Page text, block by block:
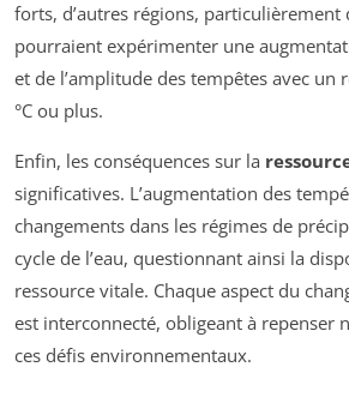
forts, d’autres régions, particulièrement
pourraient expérimenter une
et de l’amplitude des tempêtes avec un
°C ou plus.
Enfin, les conséquences sur la
significatives. L’augmentation des
changements dans les régimes de
cycle de l’eau, questionnant ainsi la
ressource vitale. Chaque aspect du
est interconnecté, obligeant à repenser
ces défis environnementaux.